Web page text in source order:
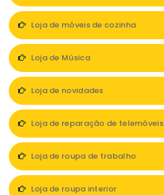
Loja de móveis de cozinha
Loja de Música
Loja de novidades
Loja de reparação de telemóveis
Loja de roupa de trabalho
Loja de roupa interior